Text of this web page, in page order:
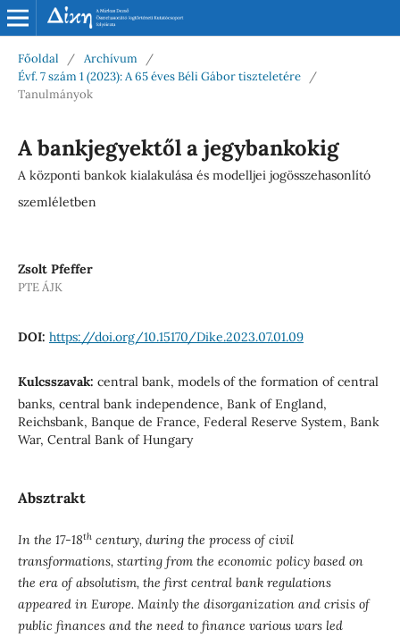
Főoldal / Archívum
/
Évf. 7 szám 1 (2023): A 65 éves Béli Gábor tiszteletére
/
Tanulmányok
A bankjegyektől a jegybankokig
A központi bankok kialakulása és modelljei jogösszehasonlító
szemléletben
Zsolt Pfeffer
PTE ÁJK
DOI: https://doi.org/10.15170/Dike.2023.07.01.09
Kulcsszavak: central bank, models of the formation of central
banks, central bank independence, Bank of England,
Reichsbank, Banque de France, Federal Reserve System, Bank
War, Central Bank of Hungary
Absztrakt
In the 17-18thcentury, during the process of civil
transformations, starting from the economic policy based on
the era of absolutism, the first central bank regulations
appeared in Europe. Mainly the disorganization and crisis of
public finances and the need to finance various wars led